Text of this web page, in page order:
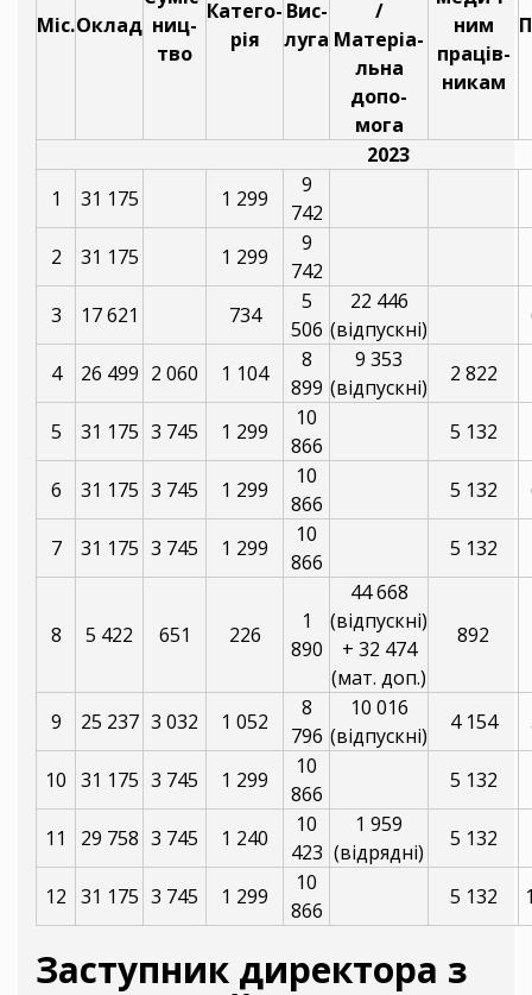
Міс.Оклад ниц-
тво
Катего-
рія
Вис-
луга
/
Матеріа-
льна
допо-
мога
ним
праців-
никам
2023
1
31 175 1 299
9
742
2
31 175 1 299
9
742
3
17 621 734
5
506
22 446
(відпускні)
4 26 499 2 060 1 104
8
899
9 353
(відпускні)
2 822
5 31 175 3 745 1 299
10
866
5 132
6 31 175 3 745 1 299
10
866
5 132
7 31 175 3 745 1 299
10
866
5 132
8 5 422 651 226
1
890
44 668
(відпускні)
+ 32 474
(мат. доп.)
892
9 25 237 3 032 1 052
8
796
10 016
(відпускні)
4 154
10 31 175 3 745 1 299
10
866
5 132
11 29 758 3 745 1 240
10
423
1 959
(відрядні)
5 132
12 31 175 3 745 1 299
10
866
5 132
Заступник директора з